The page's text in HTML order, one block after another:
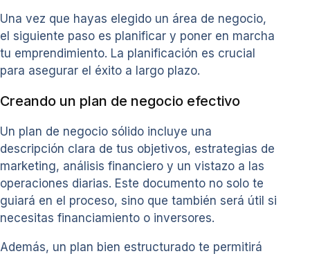
Una vez que hayas elegido un área de negocio,
el siguiente paso es planificar y poner en marcha
tu emprendimiento. La planificación es crucial
para asegurar el éxito a largo plazo.
Creando un plan de negocio efectivo
Un plan de negocio sólido incluye una
descripción clara de tus objetivos, estrategias de
marketing, análisis financiero y un vistazo a las
operaciones diarias. Este documento no solo te
guiará en el proceso, sino que también será útil si
necesitas financiamiento o inversores.
Además, un plan bien estructurado te permitirá